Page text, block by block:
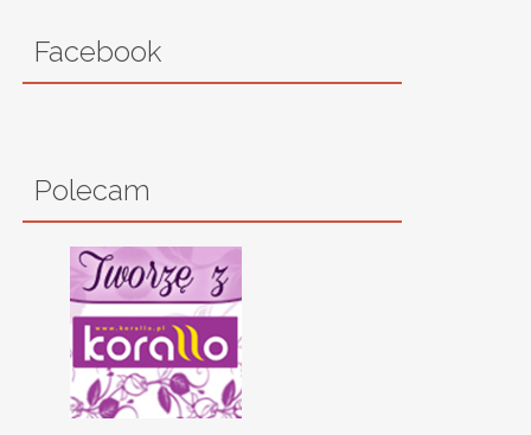
Facebook
Polecam